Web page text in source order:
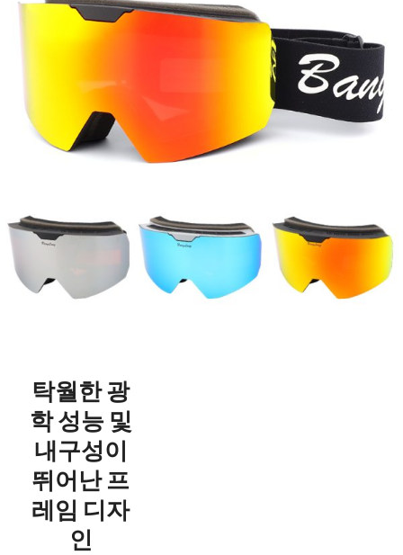
탁월한 광
학 성능 및
내구성이
뛰어난 프
레임 디자
인